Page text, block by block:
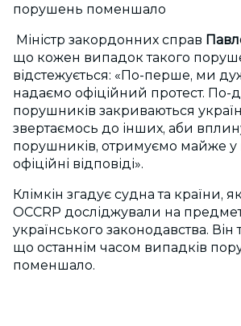
порушень поменшало
Міністр закордонних справ
що кожен випадок такого
відстежується: «По-перше, ми
надаємо офіційний протест. По-
порушників закриваються
звертаємось до інших, аби
порушників, отримуємо майже у
офіційні відповіді».
Клімкін згадує судна та країни,
OCCRP досліджували на
українського законодавства. Він
що останнім часом випадків
поменшало.